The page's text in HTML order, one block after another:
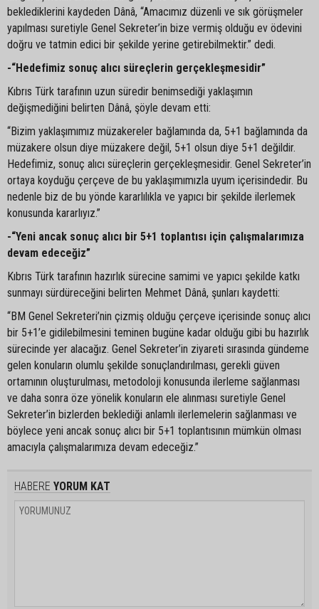
beklediklerini kaydeden Dânâ, “Amacımız düzenli ve sık görüşmeler
yapılması suretiyle Genel Sekreter’in bize vermiş olduğu ev ödevini
doğru ve tatmin edici bir şekilde yerine getirebilmektir.” dedi.
-“Hedefimiz sonuç alıcı süreçlerin gerçekleşmesidir”
Kıbrıs Türk tarafının uzun süredir benimsediği yaklaşımın
değişmediğini belirten Dânâ, şöyle devam etti:
“Bizim yaklaşımımız müzakereler bağlamında da, 5+1 bağlamında da
müzakere olsun diye müzakere değil, 5+1 olsun diye 5+1 değildir.
Hedefimiz, sonuç alıcı süreçlerin gerçekleşmesidir. Genel Sekreter’in
ortaya koyduğu çerçeve de bu yaklaşımımızla uyum içerisindedir. Bu
nedenle biz de bu yönde kararlılıkla ve yapıcı bir şekilde ilerlemek
konusunda kararlıyız.”
-“Yeni ancak sonuç alıcı bir 5+1 toplantısı için çalışmalarımıza
devam edeceğiz”
Kıbrıs Türk tarafının hazırlık sürecine samimi ve yapıcı şekilde katkı
sunmayı sürdüreceğini belirten Mehmet Dânâ, şunları kaydetti:
“BM Genel Sekreteri’nin çizmiş olduğu çerçeve içerisinde sonuç alıcı
bir 5+1’e gidilebilmesini teminen bugüne kadar olduğu gibi bu hazırlık
sürecinde yer alacağız. Genel Sekreter’in ziyareti sırasında gündeme
gelen konuların olumlu şekilde sonuçlandırılması, gerekli güven
ortamının oluşturulması, metodoloji konusunda ilerleme sağlanması
ve daha sonra öze yönelik konuların ele alınması suretiyle Genel
Sekreter’in bizlerden beklediği anlamlı ilerlemelerin sağlanması ve
böylece yeni ancak sonuç alıcı bir 5+1 toplantısının mümkün olması
amacıyla çalışmalarımıza devam edeceğiz.”
HABERE YORUM KAT